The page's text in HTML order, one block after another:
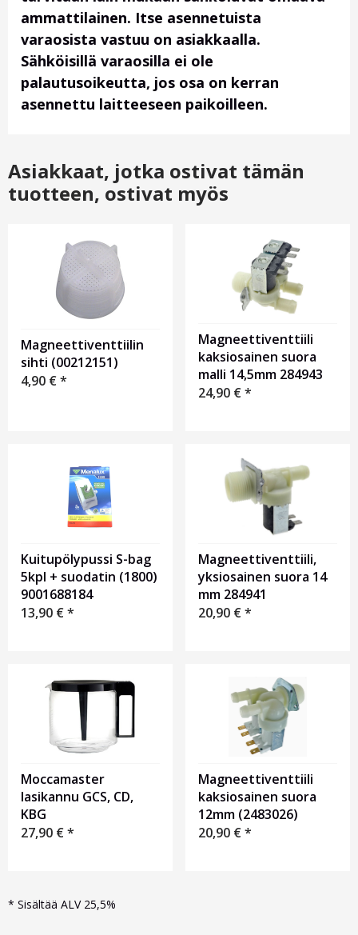
ammattilainen. Itse asennetuista
varaosista vastuu on asiakkaalla.
Sähköisillä varaosilla ei ole
palautusoikeutta, jos osa on kerran
asennettu laitteeseen paikoilleen.
Asiakkaat, jotka ostivat tämän
tuotteen, ostivat myös
Magneettiventtiilin
sihti (00212151)
4,90 €*
Magneettiventtiili
kaksiosainen suora
malli 14,5mm 284943
24,90 €*
Kuitupölypussi S-bag
5kpl + suodatin (1800)
9001688184
13,90 €*
Magneettiventtiili,
yksiosainen suora 14
mm 284941
20,90 €*
Moccamaster
lasikannu GCS, CD,
KBG
27,90 €*
Magneettiventtiili
kaksiosainen suora
12mm (2483026)
20,90 €*
* Sisältää ALV 25,5%